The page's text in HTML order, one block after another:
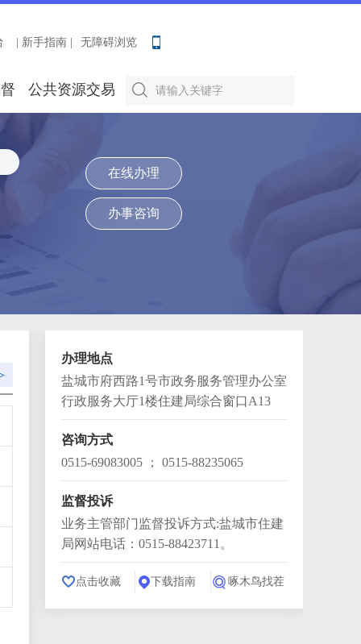
| 新手指南 | 无障碍浏览
公共资源交易
在线办理
办事咨询
办理地点
盐城市府西路1号市政务服务管理办公室
行政服务大厅1楼住建局综合窗口A13
咨询方式
0515-69083005 ； 0515-88235065
监督投诉
业务主管部门监督投诉方式:盐城市住建
局网站电话：0515-88423711。
点击收藏 下载指南 啄木鸟找茬